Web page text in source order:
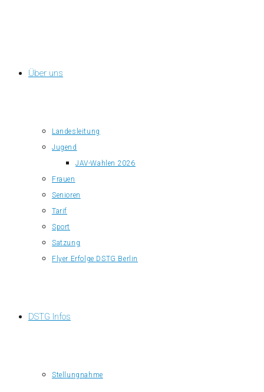
Über uns
Landesleitung
Jugend
JAV-Wahlen 2026
Frauen
Senioren
Tarif
Sport
Satzung
Flyer Erfolge DSTG Berlin
DSTG Infos
Stellungnahme